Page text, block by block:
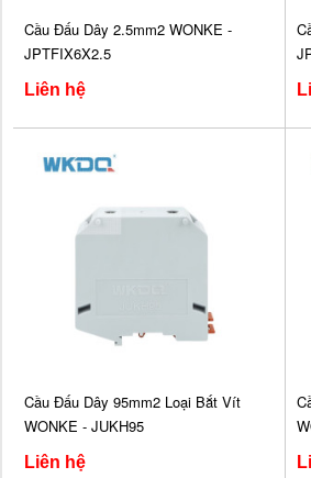
Cầu Đấu Dây 2.5mm2 WONKE -
JPTFIX6X2.5
Liên hệ
Cầu Đấu Dây 95mm2 Loại Bắt Vít
WONKE - JUKH95
Liên hệ